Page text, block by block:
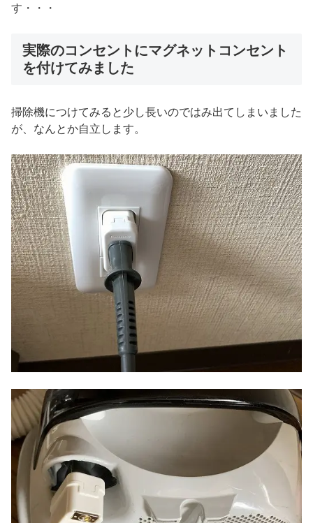
す・・・
実際のコンセントにマグネットコンセント
を付けてみました
掃除機につけてみると少し長いのではみ出てしまいました
が、なんとか自立します。